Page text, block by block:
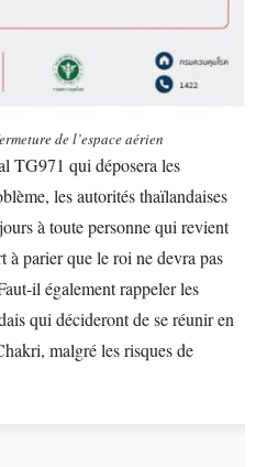
de l’espace aérien
TG971 qui déposera les
les autorités thaïlandaises
à toute personne qui revient
à parier que le roi ne devra pas
il également rappeler les
qui décideront de se réunir en
malgré les risques de